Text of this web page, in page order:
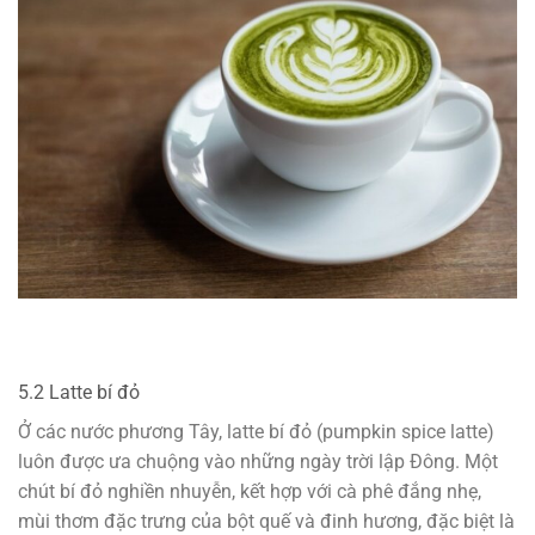
5.2 Latte bí đỏ
Ở các nước phương Tây, latte bí đỏ (pumpkin spice latte)
luôn được ưa chuộng vào những ngày trời lập Đông. Một
chút bí đỏ nghiền nhuyễn, kết hợp với cà phê đắng nhẹ,
mùi thơm đặc trưng của bột quế và đinh hương, đặc biệt là